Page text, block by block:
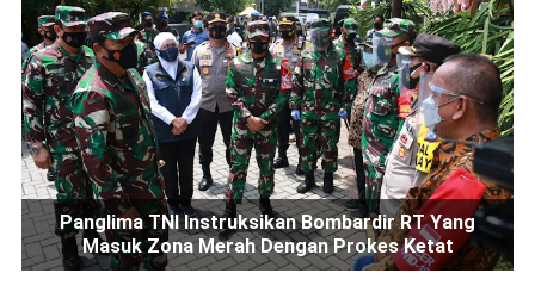
Panglima TNI Instruksikan Bombardir RT Yang
Masuk Zona Merah Dengan Prokes Ketat